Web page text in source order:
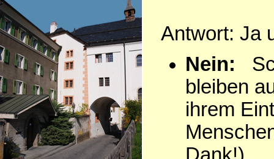
Antwort: Ja
Nein:
bleiben
ihrem